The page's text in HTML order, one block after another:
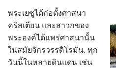
พระ​เยซู​ได้​ก่อ​ตั้ง​ศาสนา​
คริสเตียน และ​สาวก​ของ​
พระองค์​ได้​แพร่​ศาสนา​นั้น​
ใน​สมัย​จักรวรรดิ​โรมัน. ทุก​
วัน​นี้​ใน​หลาย​ดินแดน เช่น